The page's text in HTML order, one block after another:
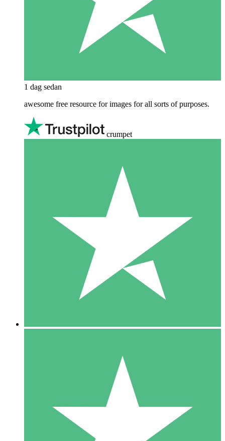
1 dag sedan
awesome free resource for images for all sorts of purposes.
crumpet